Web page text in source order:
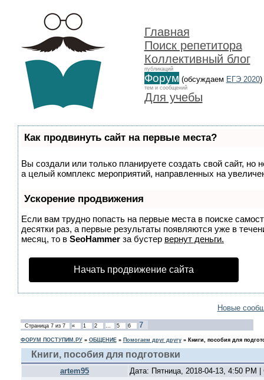
Главная
Поиск репетитора
Коллективный блог
публикаций
Форум (обсуждаем ЕГЭ 2020)
тем и сообщений
Для учебы
Как продвинуть сайт на первые места?
Вы создали или только планируете создать свой сайт, но
а целый комплекс мероприятий, направленных на
Ускорение продвижения
Если вам трудно попасть на первые места в поиске
десятки раз, а первые результаты появляются уже в
месяц, то в SeoHammer за бустер вернут деньги.
Начать продвижение сайта
Новые
Страница 7из 7 « 1 2 … 5 6 7
ФОРУМ ПОСТУПИМ.РУ» ОБЩЕНИЕ» Помогаем друг другу» Книги, пособия для
Книги, пособия для подготовки
artem95
Дата: Пятница, 2018-04-13, 4:50 PM